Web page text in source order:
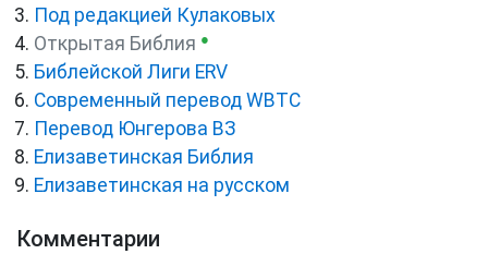
Под редакцией Кулаковых
Открытая Библия ●
Библейской Лиги ERV
Cовременный перевод WBTC
Перевод Юнгерова ВЗ
Елизаветинская Библия
Елизаветинская на русском
Комментарии